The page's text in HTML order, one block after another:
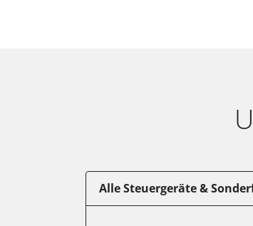
Alle Steuergeräte &